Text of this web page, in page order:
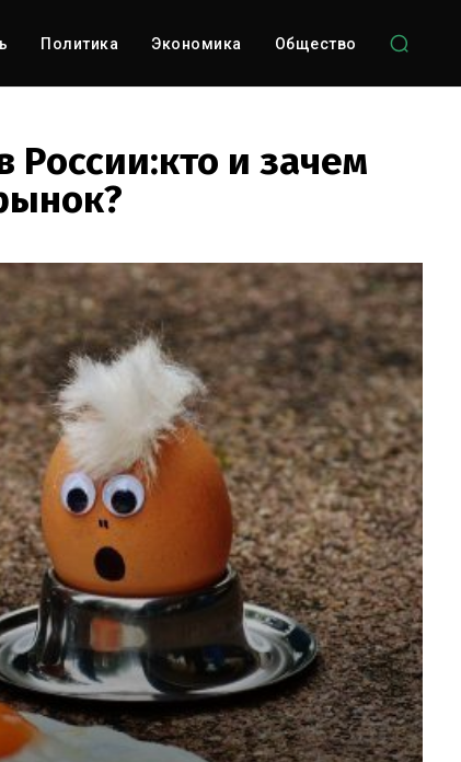
Политика Экономика Общество
России:кто и зачем